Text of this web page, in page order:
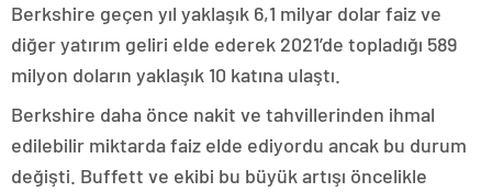
Berkshire geçen yıl yaklaşık 6,1 milyar dolar faiz ve
diğer yatırım geliri elde ederek 2021’de topladığı 589
milyon doların yaklaşık 10 katına ulaştı.
Berkshire daha önce nakit ve tahvillerinden ihmal
edilebilir miktarda faiz elde ediyordu ancak bu durum
değişti. Buffett ve ekibi bu büyük artışı öncelikle